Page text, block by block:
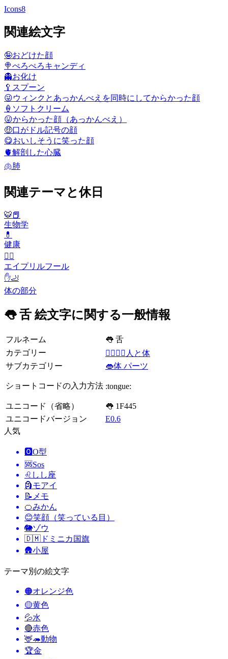
Icons8
関連絵文字
🤪おどけた顔
🍭ぺろぺろキャンディ
👻お化け
🥄 スプーン
😜ウィンクとあっかんべえを同時にしてからかった顔
🍦 ソフトクリーム
😛からかった顔（あっかんべえ）
🤑口がドル記号の顔
😋おいしそうに笑った顔
🫀解剖した心臓
🫁肺
関連テーマと休日
🐯📕
生物学
💊
健康
🙆‍♂️
エイプリルフール
✋🦶
体の部分
👅 舌 絵文字に関する一般情報
フルネーム
👅 舌
カテゴリー
👩‍❤️‍💋‍👨人と体
サブカテゴリー
👄体 パーツ
ショートコードの入力方法 :tongue:
ユニコード（省略）
👅 1F445
ユニコードバージョン
E0.6
人気
🅾️O型
🆘Sos
♌ しし座
🗿モアイ
📝 メモ
🍊みかん
😊笑顔（笑っている目）
🐘ゾウ
🇩🇲 ドミニカ国旗
🛖小屋
テーマ別の絵文字
🟠オレンジ色
🟡黄色
💦水
🔴赤色
🦌🦔動物
🏆金